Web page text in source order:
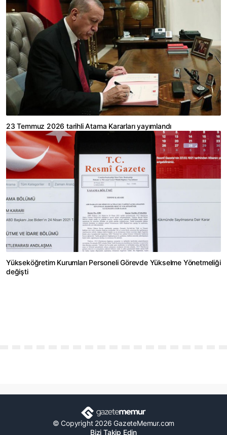
23 Temmuz 2026 tarihli Atama Kararları yayımlandı
Yükseköğretim Kurumları Personeli Görevde Yükselme Yönetmeliği
değişti
© Copyright 2026 GazeteMemur.com
Bizi Takip Edin